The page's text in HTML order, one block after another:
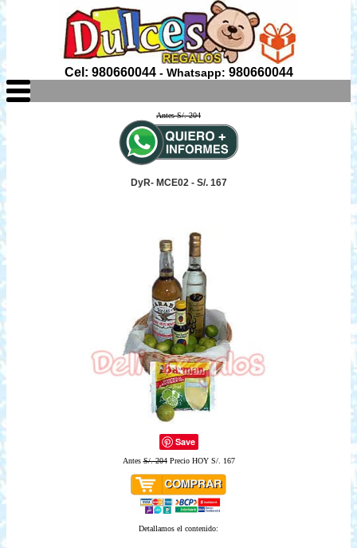
Cel: 980660044- Whatsapp: 980660044
Antes S/. 204
DyR- MCE02 - S/. 167
Save
AntesS/. 204Precio HOY S/. 167
Detallamos el contenido: